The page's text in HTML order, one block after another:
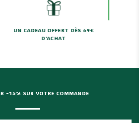
OFFERT DÈS 69€
-15% SUR VOTRE COMMANDE